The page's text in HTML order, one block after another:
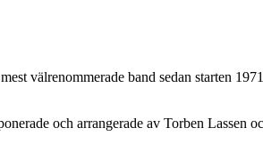
välrenommerade band sedan starten
och arrangerade av Torben Lassen